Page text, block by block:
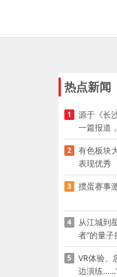
热点新闻
1
源于《长
一篇报道
资助学
2
有色板块
表现优秀
3 掼蛋赛事
4
从江城到
者”的量子
沙 “才”够
5
VR体验、
边演练